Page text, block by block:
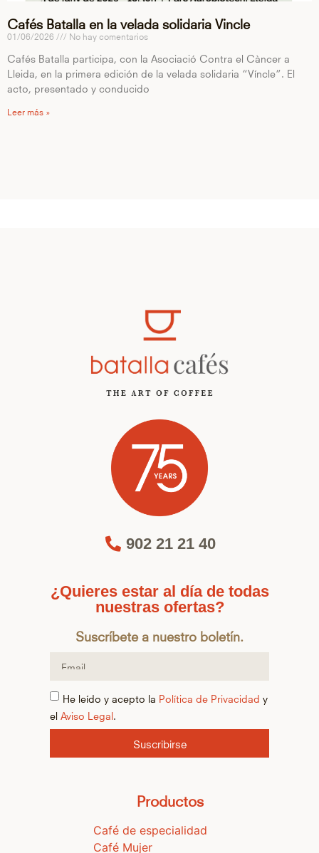
Cafés Batalla en la velada solidaria Vincle
01/06/2026 No hay comentarios
Cafés Batalla participa, con la Asociació Contra el Càncer a
Lleida, en la primera edición de la velada solidaria “Víncle”. El
acto, presentado y conducido
Leer más »
902 21 21 40
¿Quieres estar al día de todas
nuestras ofertas?
Suscríbete a nuestro boletín.
He leído y acepto la Política de Privacidad y
el Aviso Legal
Suscribirse
Productos
Café de especialidad
Café Mujer